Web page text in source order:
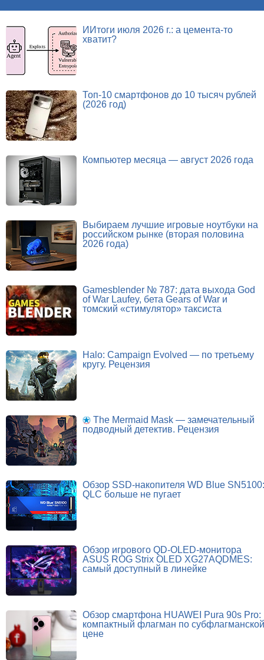
ИИтоги июля 2026 г.: а цемента-то
хватит?
Топ-10 смартфонов до 10 тысяч рублей
(2026 год)
Компьютер месяца — август 2026 года
Выбираем лучшие игровые ноутбуки на
российском рынке (вторая половина
2026 года)
Gamesblender № 787: дата выхода God
of War Laufey, бета Gears of War и
томский «стимулятор» таксиста
Halo: Campaign Evolved — по третьему
кругу. Рецензия
The Mermaid Mask — замечательный
подводный детектив. Рецензия
Обзор SSD-накопителя WD Blue SN5100:
QLC больше не пугает
Обзор игрового QD-OLED-монитора
ASUS ROG Strix OLED XG27AQDMES:
самый доступный в линейке
Обзор смартфона HUAWEI Pura 90s Pro:
компактный флагман по субфлагманской
цене